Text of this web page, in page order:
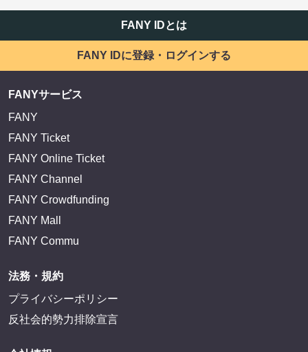
FANY IDとは
FANY IDに登録・ログインする
FANYサービス
FANY
FANY Ticket
FANY Online Ticket
FANY Channel
FANY Crowdfunding
FANY Mall
FANY Commu
法務・規約
プライバシーポリシー
反社会的勢力排除宣言